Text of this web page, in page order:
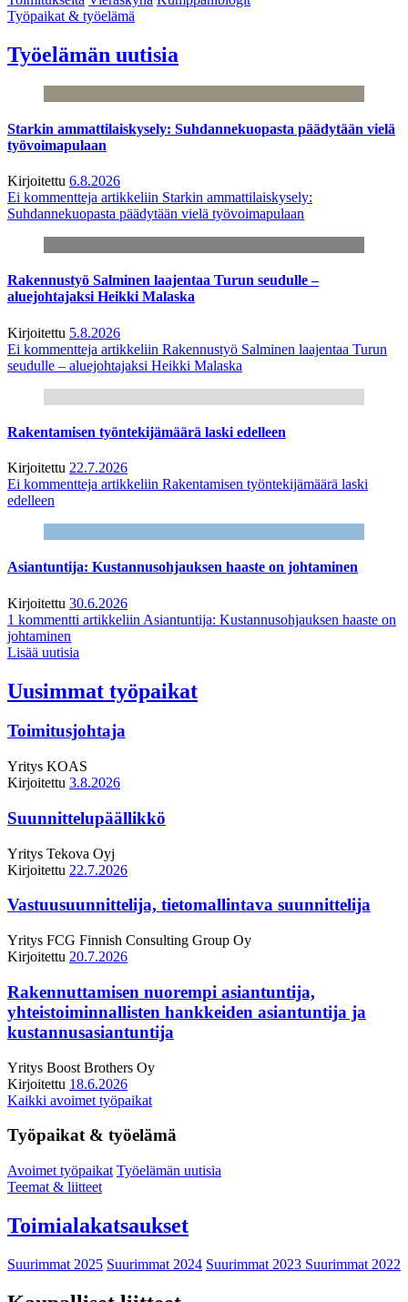
Työpaikat & työelämä
Työelämän uutisia
Starkin ammattilaiskysely: Suhdannekuopasta päädytään vielä
työvoimapulaan
Kirjoitettu 6.8.2026
Ei kommentteja artikkeliin Starkin ammattilaiskysely:
Suhdannekuopasta päädytään vielä työvoimapulaan
Rakennustyö Salminen laajentaa Turun seudulle –
aluejohtajaksi Heikki Malaska
Kirjoitettu 5.8.2026
Ei kommentteja artikkeliin Rakennustyö Salminen laajentaa Turun
seudulle – aluejohtajaksi Heikki Malaska
Rakentamisen työntekijämäärä laski edelleen
Kirjoitettu 22.7.2026
Ei kommentteja artikkeliin Rakentamisen työntekijämäärä laski
edelleen
Asiantuntija: Kustannusohjauksen haaste on johtaminen
Kirjoitettu 30.6.2026
1 kommentti artikkeliin Asiantuntija: Kustannusohjauksen haaste on
johtaminen
Lisää uutisia
Uusimmat työpaikat
Toimitusjohtaja
Yritys KOAS
Kirjoitettu 3.8.2026
Suunnittelupäällikkö
Yritys Tekova Oyj
Kirjoitettu 22.7.2026
Vastuusuunnittelija, tietomallintava suunnittelija
Yritys FCG Finnish Consulting Group Oy
Kirjoitettu 20.7.2026
Rakennuttamisen nuorempi asiantuntija,
yhteistoiminnallisten hankkeiden asiantuntija ja
kustannusasiantuntija
Yritys Boost Brothers Oy
Kirjoitettu 18.6.2026
Kaikki avoimet työpaikat
Työpaikat & työelämä
Avoimet työpaikat Työelämän uutisia
Teemat & liitteet
Toimialakatsaukset
Suurimmat 2025 Suurimmat 2024 Suurimmat 2023 Suurimmat 2022